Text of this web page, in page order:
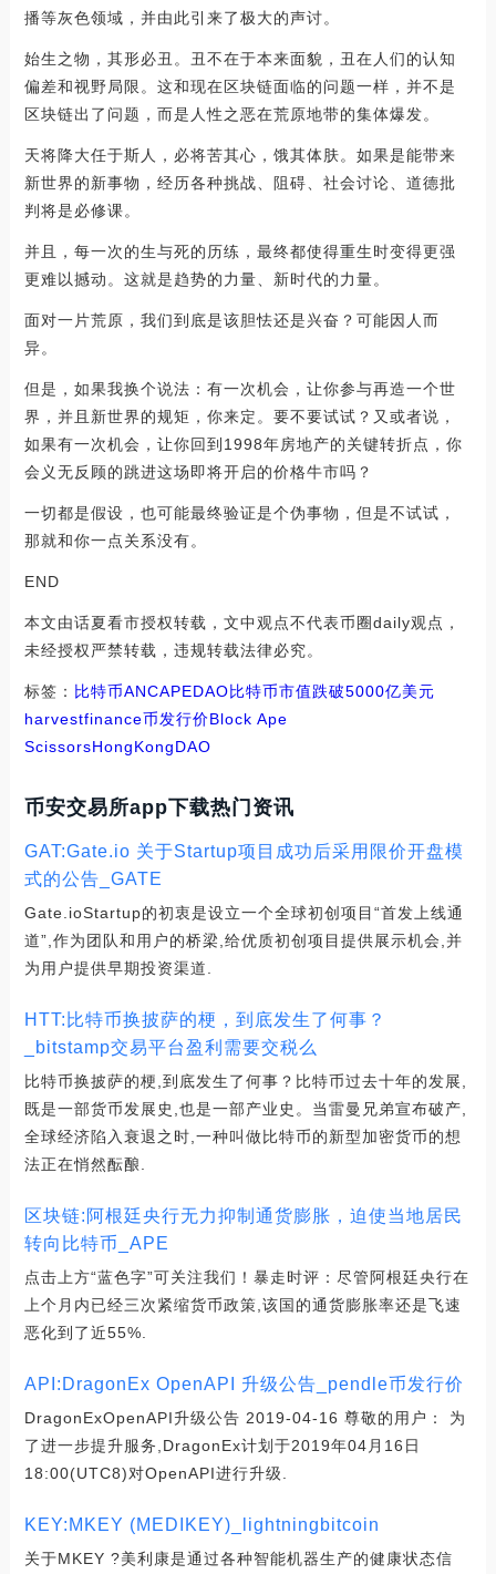
播等灰色领域，并由此引来了极大的声讨。
始生之物，其形必丑。丑不在于本来面貌，丑在人们的认知
偏差和视野局限。这和现在区块链面临的问题一样，并不是
区块链出了问题，而是人性之恶在荒原地带的集体爆发。
天将降大任于斯人，必将苦其心，饿其体肤。如果是能带来
新世界的新事物，经历各种挑战、阻碍、社会讨论、道德批
判将是必修课。
并且，每一次的生与死的历练，最终都使得重生时变得更强
更难以撼动。这就是趋势的力量、新时代的力量。
面对一片荒原，我们到底是该胆怯还是兴奋？可能因人而
异。
但是，如果我换个说法：有一次机会，让你参与再造一个世
界，并且新世界的规矩，你来定。要不要试试？又或者说，
如果有一次机会，让你回到1998年房地产的关键转折点，你
会义无反顾的跳进这场即将开启的价格牛市吗？
一切都是假设，也可能最终验证是个伪事物，但是不试试，
那就和你一点关系没有。
END
本文由话夏看市授权转载，文中观点不代表币圈daily观点，
未经授权严禁转载，违规转载法律必究。
标签： 比特币ANCAPEDAO比特币市值跌破5000亿美元
harvestfinance币发行价Block Ape
ScissorsHongKongDAO
币安交易所app下载热门资讯
GAT:Gate.io 关于Startup项目成功后采用限价开盘模
式的公告_GATE
Gate.ioStartup的初衷是设立一个全球初创项目“首发上线通
道”,作为团队和用户的桥梁,给优质初创项目提供展示机会,并
为用户提供早期投资渠道.
HTT:比特币换披萨的梗，到底发生了何事？
_bitstamp交易平台盈利需要交税么
比特币换披萨的梗,到底发生了何事？比特币过去十年的发展,
既是一部货币发展史,也是一部产业史。当雷曼兄弟宣布破产,
全球经济陷入衰退之时,一种叫做比特币的新型加密货币的想
法正在悄然酝酿.
区块链:阿根廷央行无力抑制通货膨胀，迫使当地居民
转向比特币_APE
点击上方“蓝色字”可关注我们！暴走时评：尽管阿根廷央行在
上个月内已经三次紧缩货币政策,该国的通货膨胀率还是飞速
恶化到了近55%.
API:DragonEx OpenAPI 升级公告_pendle币发行价
DragonExOpenAPI升级公告 2019-04-16 尊敬的用户： 为
了进一步提升服务,DragonEx计划于2019年04月16日
18:00(UTC8)对OpenAPI进行升级.
KEY:MKEY (MEDIKEY)_lightningbitcoin
关于MKEY ?美利康是通过各种智能机器生产的健康状态信